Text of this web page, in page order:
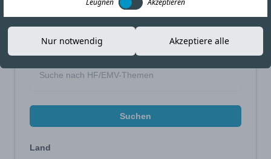
Suche eingrenzen
Suchen
Land
Leugnen
Akzeptieren
Nur notwendig Akzeptiere alle